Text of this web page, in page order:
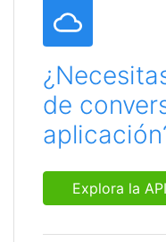
de
Explora la API